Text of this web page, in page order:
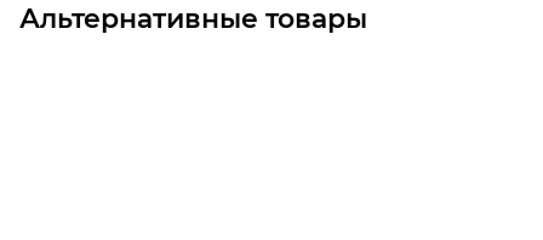
Альтернативные товары